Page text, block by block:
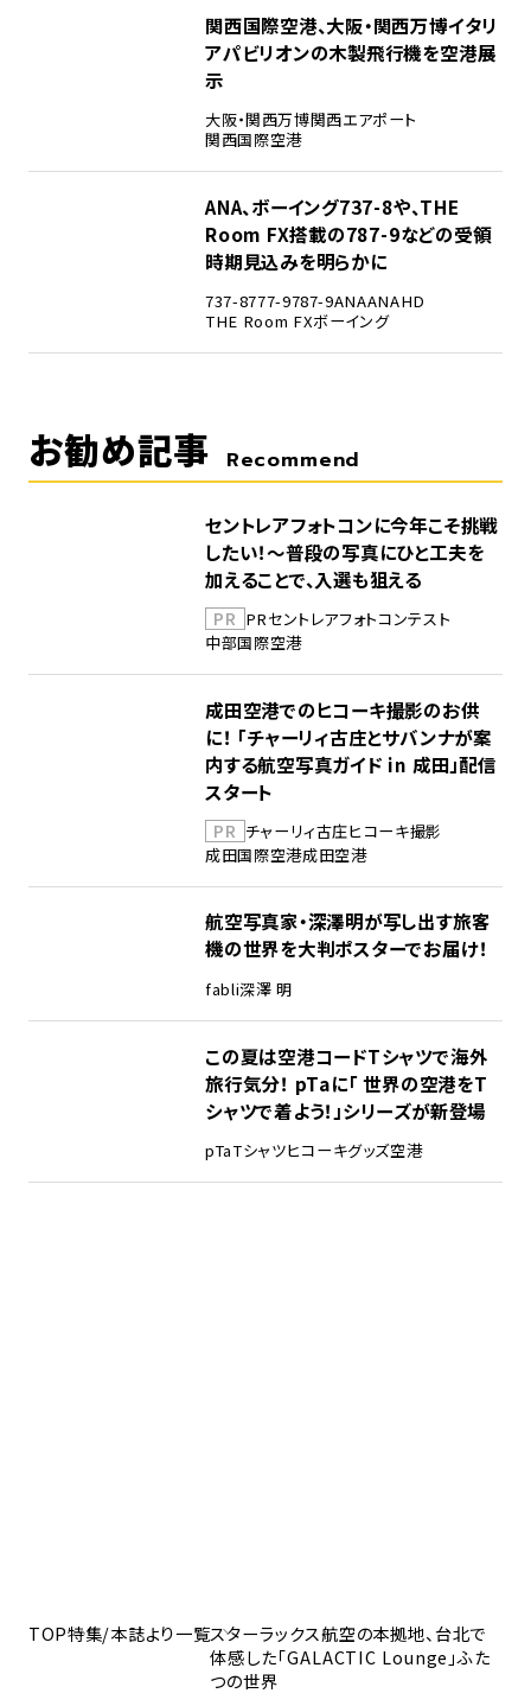
関西国際空港、大阪・関西万博イタリ
アパビリオンの木製飛行機を空港展
示
大阪・関西万博関西エアポート
関西国際空港
ANA、ボーイング737-8や、THE
Room FX搭載の787-9などの受領
時期見込みを明らかに
737-8777-9787-9ANAANAHD
THE Room FXボーイング
お勧め記事 Recommend
セントレアフォトコンに今年こそ挑戦
したい！～普段の写真にひと工夫を
加えることで、入選も狙える
PR PRセントレアフォトコンテスト
中部国際空港
成田空港でのヒコーキ撮影のお供
に！ 「チャーリィ古庄とサバンナが案
内する航空写真ガイド in 成田」配信
スタート
PR チャーリィ古庄ヒコーキ撮影
成田国際空港成田空港
航空写真家・深澤明が写し出す旅客
機の世界を大判ポスターでお届け！
fabli深澤 明
この夏は空港コードTシャツで海外
旅行気分！ pTaに「 世界の空港をT
シャツで着よう！」シリーズが新登場
pTaTシャツヒコーキグッズ空港
TOP特集/本誌より一覧スターラックス航空の本拠地、台北で
体感した「GALACTIC Lounge」ふた
つの世界